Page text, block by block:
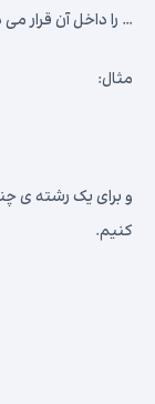
… را داخل آن قرار
مثال:
کنیم.